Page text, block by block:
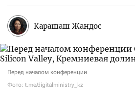
Карашаш Жандос
Перед началом конференции
Фото: t.me/digitalministry_kz